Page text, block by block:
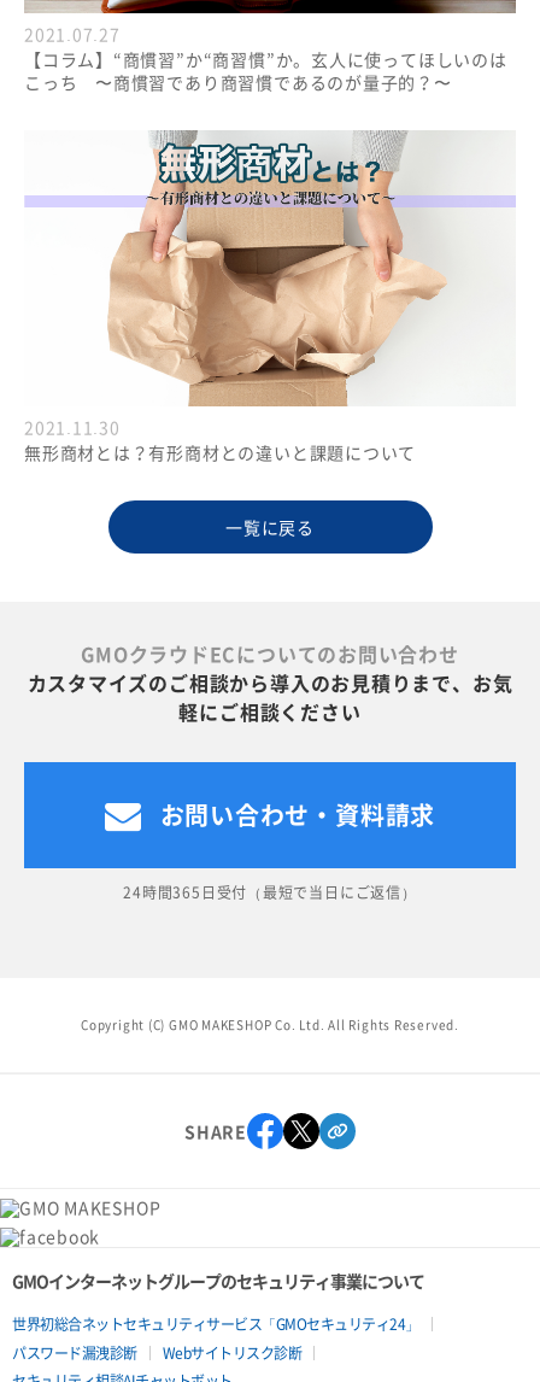
2021.07.27
【コラム】“商慣習”か“商習慣”か。玄人に使ってほしいのは
こっち 〜商慣習であり商習慣であるのが量子的？〜
2021.11.30
無形商材とは？有形商材との違いと課題について
一覧に戻る
GMOクラウドECについてのお問い合わせ
カスタマイズのご相談から導入のお見積りまで、お気
軽にご相談ください
お問い合わせ・資料請求
24時間365日受付（最短で当日にご返信）
Copyright (C) GMO MAKESHOP Co. Ltd. All Rights Reserved.
SHARE
GMOインターネットグループのセキュリティ事業について
世界初総合ネットセキュリティサービス「GMOセキュリティ24」
パスワード漏洩診断
Webサイトリスク診断